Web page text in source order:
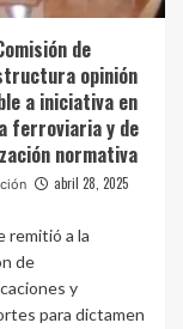
de
opinión
a iniciativa en
ferroviaria y de
normativa
abril 28, 2025
a la
de
y
para dictamen